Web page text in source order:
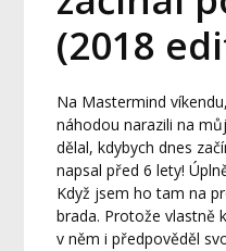
(2018
Na Mastermind
náhodou narazili na
dělal, kdybych dnes
napsal před 6 lety!
Když jsem ho tam na
brada. Protože vlastně
v něm i předpověděl